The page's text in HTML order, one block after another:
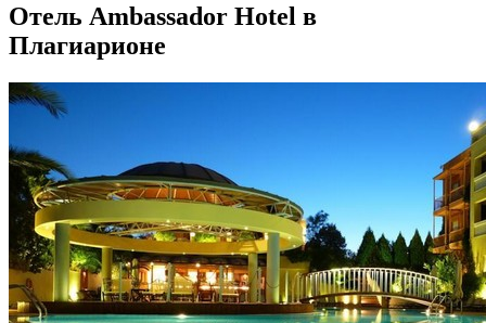
Отель Ambassador Hotel в
Плагиарионе